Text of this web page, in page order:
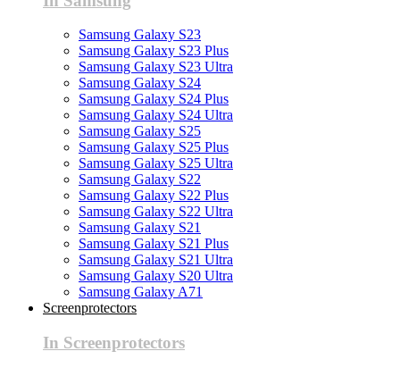
Samsung Galaxy S23
Samsung Galaxy S23 Plus
Samsung Galaxy S23 Ultra
Samsung Galaxy S24
Samsung Galaxy S24 Plus
Samsung Galaxy S24 Ultra
Samsung Galaxy S25
Samsung Galaxy S25 Plus
Samsung Galaxy S25 Ultra
Samsung Galaxy S22
Samsung Galaxy S22 Plus
Samsung Galaxy S22 Ultra
Samsung Galaxy S21
Samsung Galaxy S21 Plus
Samsung Galaxy S21 Ultra
Samsung Galaxy S20 Ultra
Samsung Galaxy A71
Screenprotectors
In Screenprotectors